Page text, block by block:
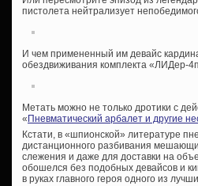
пистолета нейтрализует
И чем примененный им девайс
обездвиживания комплекта «ЛИДер-
Метать можно не только дротики с
« Пневматический арбалет и другие
Кстати, в «шпионской» литературе
дистанционного разбивания
слежения и даже для доставки на
обошелся без подобных девайсов и
в руках главного героя одного из